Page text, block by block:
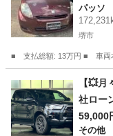
パッソ
堺市
■ 支払総額: 13万円 ■ 車
パッソ
【💥
社ロー
59,000
その他